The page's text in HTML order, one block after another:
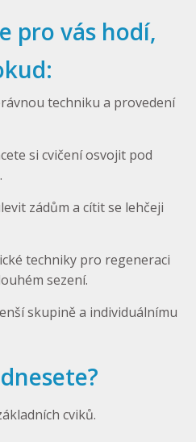
pro vás hodí,
techniku a provedení
si cvičení osvojit pod
zádům a cítit se lehčeji
techniky pro regeneraci
sezení.
skupině a individuálnímu
cviků.